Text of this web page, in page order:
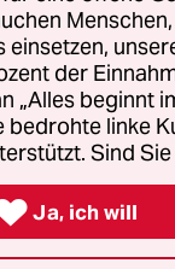
widerrufen
einsetzen,
der
„Alles beginnt
bedrohte linke
Sind
Ja, ich will